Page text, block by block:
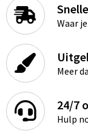
Waar
Meer
24/7
Hulp